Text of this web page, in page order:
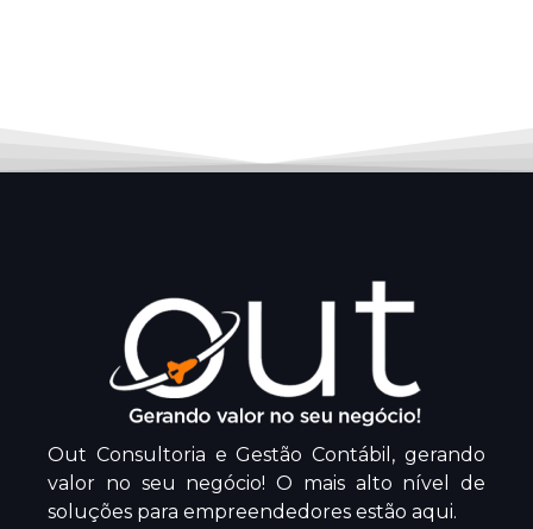
Out Consultoria e Gestão Contábil, gerando
valor no seu negócio! O mais alto nível de
soluções para empreendedores estão aqui.